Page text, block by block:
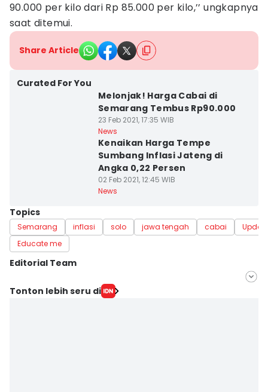
90.000 per kilo dari Rp 85.000 per kilo,’’ ungkapnya
saat ditemui.
Share Article
Curated For You
Melonjak! Harga Cabai di
Semarang Tembus Rp90.000
23 Feb 2021, 17:35 WIB
News
Kenaikan Harga Tempe
Sumbang Inflasi Jateng di
Angka 0,22 Persen
02 Feb 2021, 12:45 WIB
News
Topics
Semarang inflasi solo jawa tengah cabai
Educate me
Editorial Team
Editor
Tonton lebih seru di